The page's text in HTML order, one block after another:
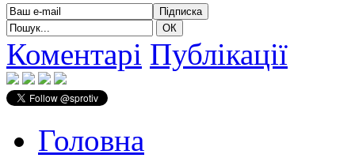
Коментарі Публікації
Головна